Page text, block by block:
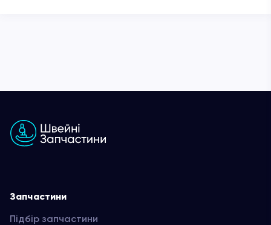
Запчастини
Підбір запчастини